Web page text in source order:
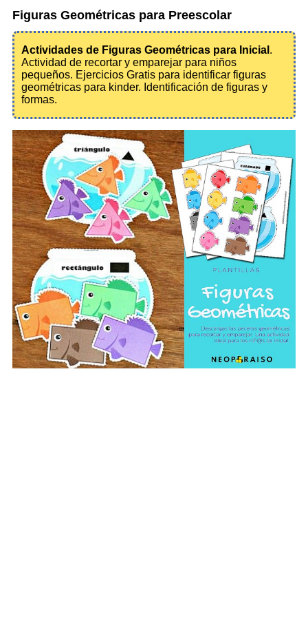
Figuras Geométricas para Preescolar
Actividades de Figuras Geométricas para Inicial .
Actividad de recortar y emparejar para niños
pequeños. Ejercicios Gratis para identificar figuras
geométricas para kinder. Identificación de figuras y
formas.